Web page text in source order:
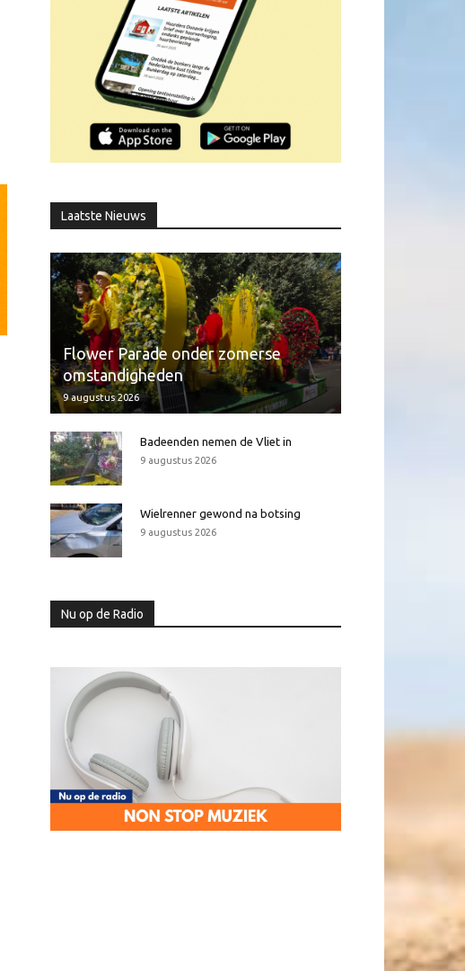
Laatste Nieuws
Flower Parade onder zomerse
omstandigheden
9 augustus 2026
Badeenden nemen de Vliet in
9 augustus 2026
Wielrenner gewond na botsing
9 augustus 2026
Nu op de Radio